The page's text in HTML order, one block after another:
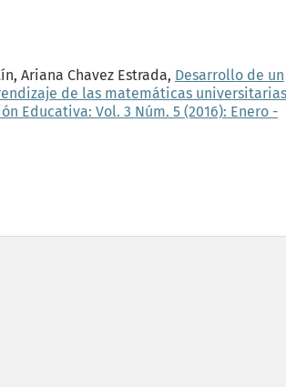
Ariana Chavez Estrada, Desarrollo de un
de las matemáticas
Educativa: Vol. 3 Núm. 5 (2016): Enero -